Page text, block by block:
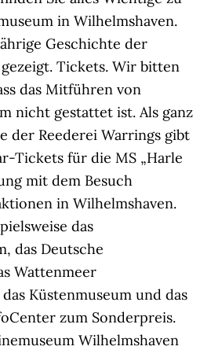
in Wilhelmshaven.
Geschichte der
Tickets. Wir bitten
das Mitführen von
nicht gestattet ist. Als ganz
der Reederei Warrings gibt
Tickets für die MS „Harle
mit dem Besuch
in Wilhelmshaven.
das
das Deutsche
Wattenmeer
Küstenmuseum und das
zum Sonderpreis.
Wilhelmshaven